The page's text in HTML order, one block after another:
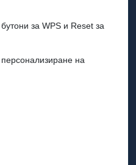
за WPS и Reset за
на